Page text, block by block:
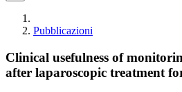
Pubblicazioni
Clinical usefulness of
after laparoscopic treatment